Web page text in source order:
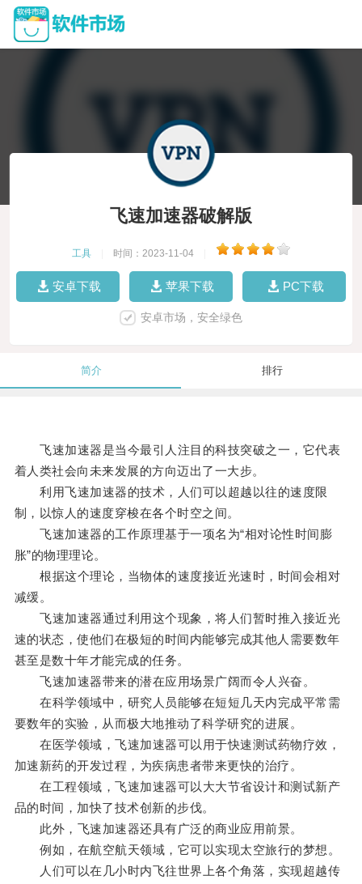
飞速加速器破解版
工具 时间：2023-11-04
安卓下载 苹果下载 PC下载
安卓市场，安全绿色
简介 排行
飞速加速器是当今最引人注目的科技突破之一，它代表
着人类社会向未来发展的方向迈出了一大步。
利用飞速加速器的技术，人们可以超越以往的速度限
制，以惊人的速度穿梭在各个时空之间。
飞速加速器的工作原理基于一项名为“相对论性时间膨
胀”的物理理论。
根据这个理论，当物体的速度接近光速时，时间会相对
减缓。
飞速加速器通过利用这个现象，将人们暂时推入接近光
速的状态，使他们在极短的时间内能够完成其他人需要数年
甚至是数十年才能完成的任务。
飞速加速器带来的潜在应用场景广阔而令人兴奋。
在科学领域中，研究人员能够在短短几天内完成平常需
要数年的实验，从而极大地推动了科学研究的进展。
在医学领域，飞速加速器可以用于快速测试药物疗效，
加速新药的开发过程，为疾病患者带来更快的治疗。
在工程领域，飞速加速器可以大大节省设计和测试新产
品的时间，加快了技术创新的步伐。
此外，飞速加速器还具有广泛的商业应用前景。
例如，在航空航天领域，它可以实现太空旅行的梦想。
人们可以在几小时内飞往世界上各个角落，实现超越传